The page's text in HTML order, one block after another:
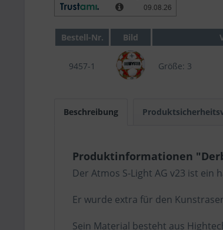
Bestell-Nr. Bild
9457-1 Größe: 3
Beschreibung
Produktinformationen
Der Atmos S-Light AG v23 ist ein
Er wurde extra für den
Sein Material besteht aus